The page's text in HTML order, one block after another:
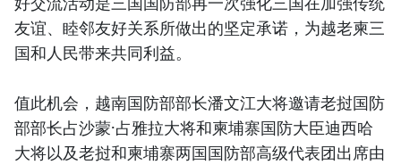
友谊、睦邻友好关系所做出的坚定承诺，为越老柬三
国和人民带来共同利益。
值此机会，越南国防部部长潘文江大将邀请老挝国防
部部长占沙蒙·占雅拉大将和柬埔寨国防大臣迪西哈
大将以及老挝和柬埔寨两国国防部高级代表团出席由